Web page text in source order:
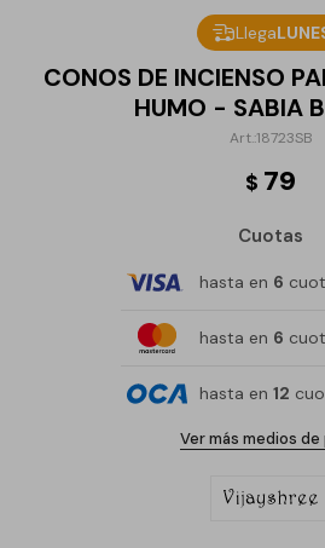
Llega
CONOS DE INCIENSO
HUMO - SABIA
18723SB
$ 79
Cuotas
hasta en 6
hasta en 6
hasta en 12
Ver más medios de